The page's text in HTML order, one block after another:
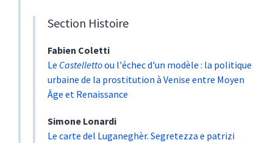
Section Histoire
Fabien Coletti
Le Castellettoou l'échec d'un modèle : la politique
urbaine de la prostitution à Venise entre Moyen
Âge et Renaissance
Simone Lonardi
Le carte del Luganeghèr. Segretezza e patrizi